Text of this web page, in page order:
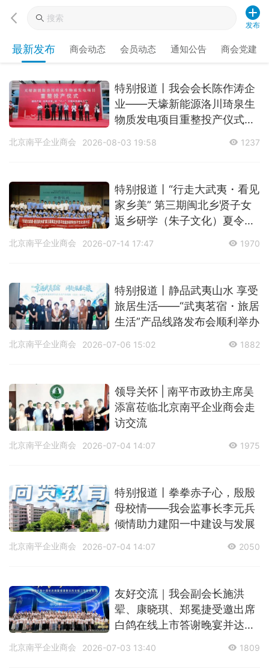
发布
最新发布 商会动态 会员动态 通知公告 商会党建
特别报道丨我会会长陈作涛企
业——天壕新能源洛川琦泉生
物质发电项目重整投产仪式圆
北京南平企业商会 2026-08-03 19:58 1237
特别报道丨“行走大武夷・看见
家乡美” 第三期闽北乡贤子女
返乡研学（朱子文化）夏令营
北京南平企业商会 2026-07-14 17:47 1970
特别报道丨静品武夷山水 享受
旅居生活——“武夷茗宿・旅居
生活”产品线路发布会顺利举办
北京南平企业商会 2026-07-06 15:02 1882
领导关怀 | 南平市政协主席吴
添富莅临北京南平企业商会走
访交流
北京南平企业商会 2026-07-04 14:07 1975
特别报道丨拳拳赤子心，殷殷
母校情——我会监事长李元兵
倾情助力建阳一中建设与发展
北京南平企业商会 2026-07-04 14:07 2050
友好交流｜我会副会长施洪
翚、康晓琪、郑冕捷受邀出席
白鸽在线上市答谢晚宴并达成
北京南平企业商会 2026-07-03 13:40 1809